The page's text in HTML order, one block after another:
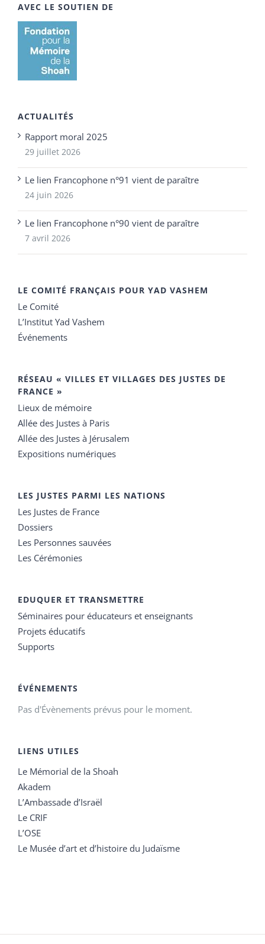
AVEC LE SOUTIEN DE
ACTUALITÉS
Rapport moral 2025
29 juillet 2026
Le lien Francophone n°91 vient de paraître
24 juin 2026
Le lien Francophone n°90 vient de paraître
7 avril 2026
LE COMITÉ FRANÇAIS POUR YAD VASHEM
Le Comité
L’Institut Yad Vashem
Événements
RÉSEAU « VILLES ET VILLAGES DES JUSTES DE
FRANCE »
Lieux de mémoire
Allée des Justes à Paris
Allée des Justes à Jérusalem
Expositions numériques
LES JUSTES PARMI LES NATIONS
Les Justes de France
Dossiers
Les Personnes sauvées
Les Cérémonies
EDUQUER ET TRANSMETTRE
Séminaires pour éducateurs et enseignants
Projets éducatifs
Supports
ÉVÉNEMENTS
Pas d'Évènements prévus pour le moment.
LIENS UTILES
Le Mémorial de la Shoah
Akadem
L’Ambassade d’Israël
Le CRIF
L’OSE
Le Musée d’art et d’histoire du Judaïsme